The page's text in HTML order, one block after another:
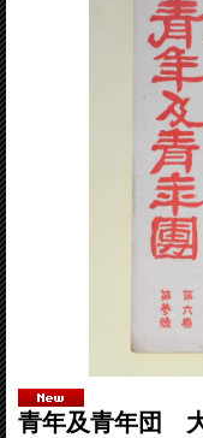
青年及青年団